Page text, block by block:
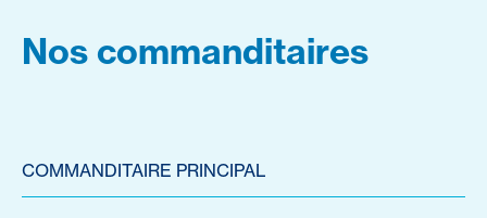
Nos commanditaires
COMMANDITAIRE PRINCIPAL